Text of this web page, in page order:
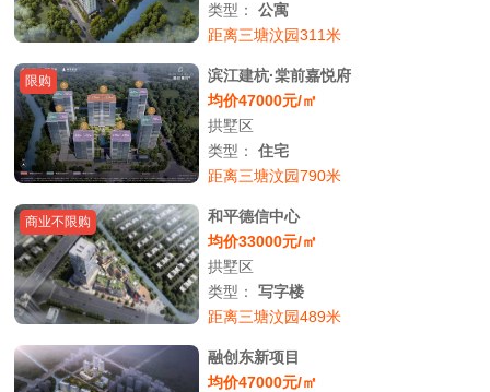
类型：公寓
距离三塘汶园311米
限购
滨江建杭·棠前嘉悦府
均价47000元/㎡
拱墅区
类型：住宅
距离三塘汶园790米
商业不限购
和平德信中心
均价33000元/㎡
拱墅区
类型：写字楼
距离三塘汶园489米
融创东新项目
均价47000元/㎡